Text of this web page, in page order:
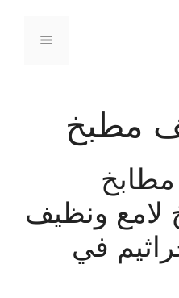
القائمة
مطبخ
لامع ونظيف
في